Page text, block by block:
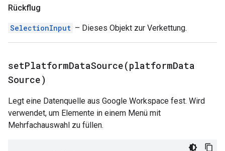
Rückflug
SelectionInput – Dieses Objekt zur Verkettung.
setPlatformDataSource(platformData
Source)
Legt eine Datenquelle aus Google Workspace fest. Wird
verwendet, um Elemente in einem Menü mit
Mehrfachauswahl zu füllen.